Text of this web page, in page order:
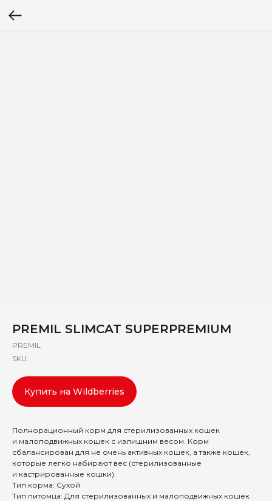
PREMIL SLIMCAT SUPERPREMIUM
PREMIL
SKU:
Купить на Wildberries
Полнорационный корм для стерилизованных кошек
и малоподвижных кошек с излишним весом. Корм
сбалансирован для не очень активных кошек, а также кошек,
которые легко набирают вес (стерилизованные
и кастрированные кошки).
Тип корма: Сухой
Тип питомца: Для стерилизованных и малоподвижных кошек